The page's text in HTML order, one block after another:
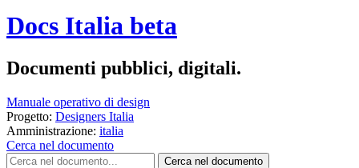
Docs Italia beta
Documenti pubblici, digitali.
Manuale operativo di design
Progetto: Designers Italia
Amministrazione: italia
Cerca nel documento
Cerca nel documento